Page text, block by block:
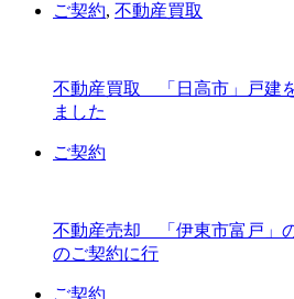
ご契約, 不動産買取
不動産買取 「日高市」戸建
ました
ご契約
不動産売却 「伊東市富戸」
のご契約に行
ご契約